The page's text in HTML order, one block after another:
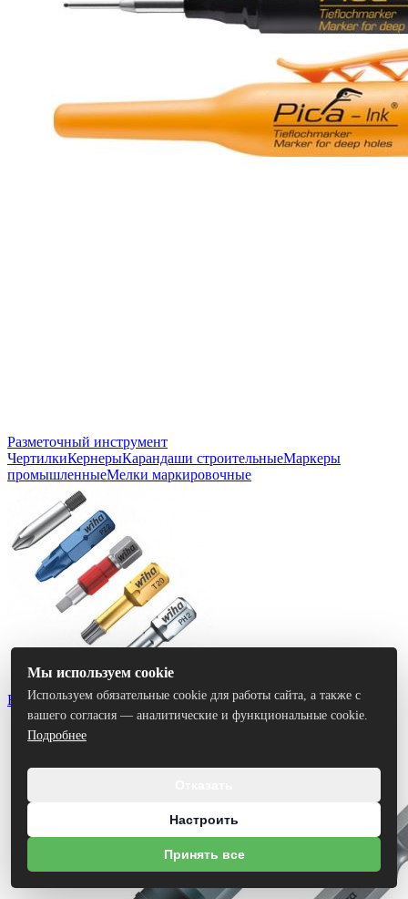
Разметочный инструмент
ЧертилкиКернерыКарандаши строительныеМаркеры
промышленныеМелки маркировочные
Биты
Мы используем cookie
Используем обязательные cookie для работы сайта, а также с
вашего согласия — аналитические и функциональные cookie.
Подробнее
Настроить
Принять все